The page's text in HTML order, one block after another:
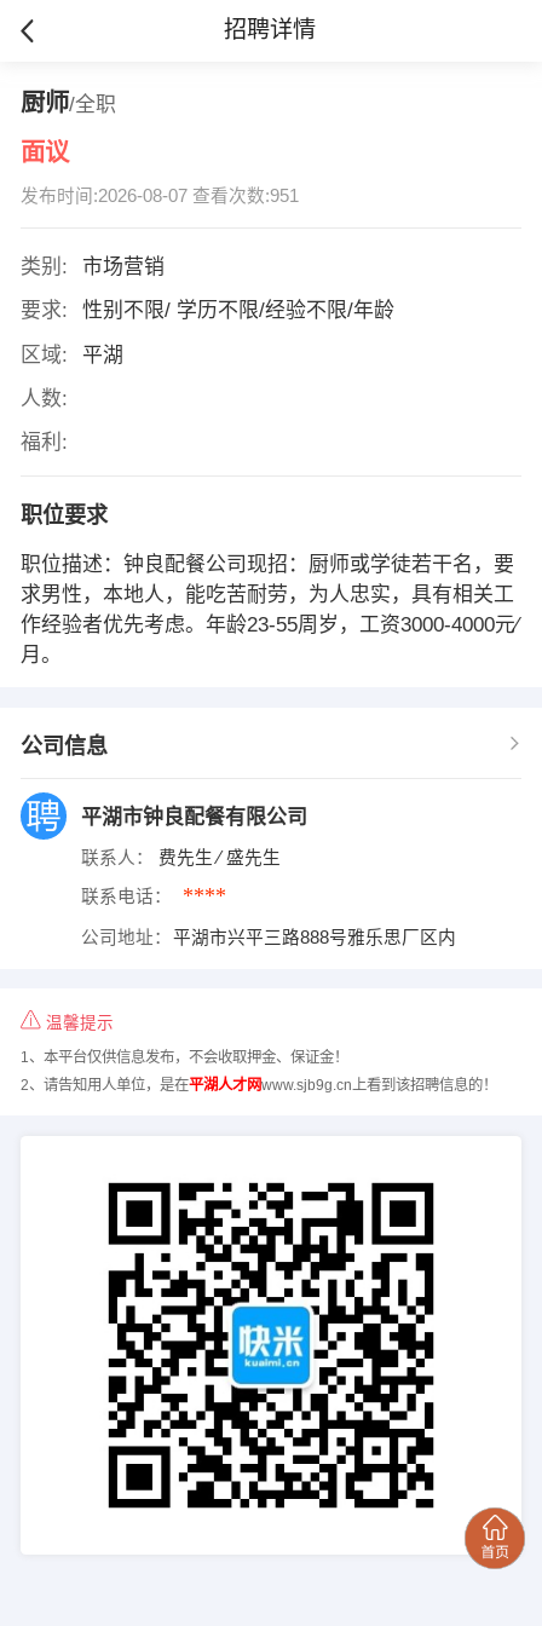
招聘详情
厨师/全职
面议
发布时间:2026-08-07 查看次数:951
类别:
市场营销
要求:
性别不限/ 学历不限/经验不限/年龄
区域:
平湖
人数:
福利:
职位要求
职位描述：钟良配餐公司现招：厨师或学徒若干名，要
求男性，本地人，能吃苦耐劳，为人忠实，具有相关工
作经验者优先考虑。年龄23-55周岁，工资3000-4000元∕
月。
公司信息
平湖市钟良配餐有限公司
联系人： 费先生 ∕ 盛先生
联系电话： ****
公司地址： 平湖市兴平三路888号雅乐思厂区内
温馨提示
1、本平台仅供信息发布，不会收取押金、保证金！
2、请告知用人单位，是在平湖人才网www.sjb9g.cn上看到该招聘信息的！